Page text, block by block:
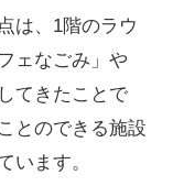
は、1階のラウ
ェなごみ」や
てきたことで
とのできる施設
います。